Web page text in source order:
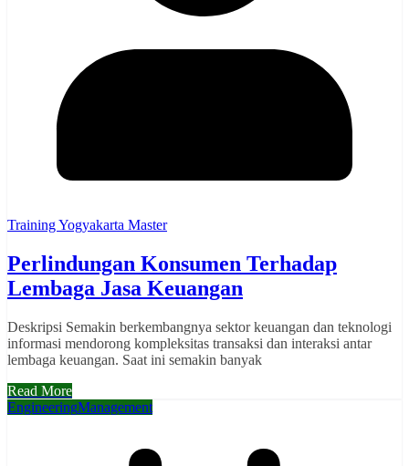
Training Yogyakarta Master
Perlindungan Konsumen Terhadap
Lembaga Jasa Keuangan
Deskripsi Semakin berkembangnya sektor keuangan dan teknologi
informasi mendorong kompleksitas transaksi dan interaksi antar
lembaga keuangan. Saat ini semakin banyak
Read More
EngineeringManagement